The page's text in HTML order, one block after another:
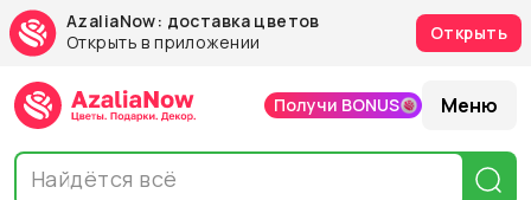
AzaliaNow: доставка цветов
Открыть в приложении
Открыть
Получи BONUS Меню